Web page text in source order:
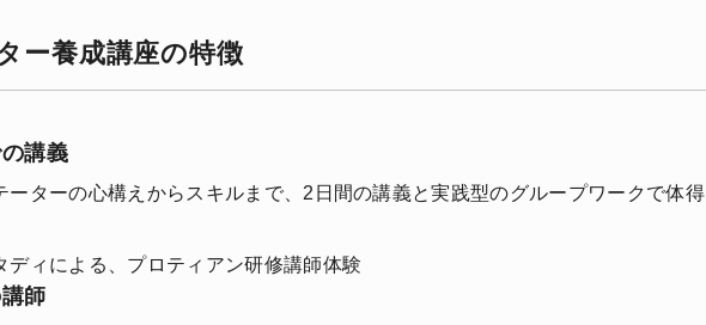
ー養成講座の特徴
講義
ーターの心構えからスキルまで、2日間の講義と実践型のグループワークで体得
ディによる、プロティアン研修講師体験
師